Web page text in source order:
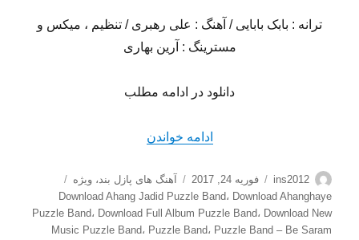
ترانه : بابک بابایی / آهنگ : علی رهبری / تنظیم ، میکس و
مسترینگ : آرین بهاری
دانلود در ادامه مطلب
ادامه خواندن
نویسنده
ins2012
ارسال
شده
در
فوریه 24, 2017 دسته‌ها
آهنگ های پازل بند،ویژه
Download Ahang Jadid Puzzle Band، Download Ahanghaye
Puzzle Band، Download Full Album Puzzle Band، Download New
Music Puzzle Band، Puzzle Band، Puzzle Band – Be Saram